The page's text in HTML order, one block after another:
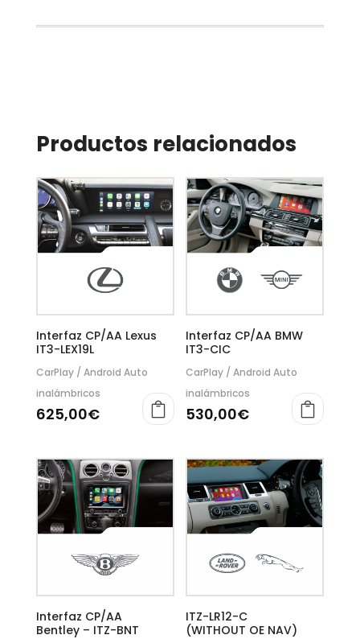
Productos relacionados
Interfaz CP/AA Lexus
IT3-LEX19L
CarPlay / Android Auto
inalámbricos
625,00€
Interfaz CP/AA BMW
IT3-CIC
CarPlay / Android Auto
inalámbricos
530,00€
Interfaz CP/AA
Bentley – ITZ-BNT
ITZ-LR12-C
(WITHOUT OE NAV)